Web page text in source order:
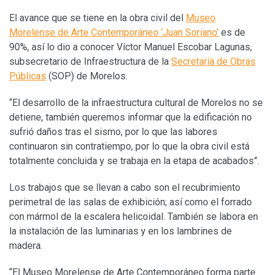
El avance que se tiene en la obra civil del
Museo
Morelense de Arte Contemporáneo ‘Juan Soriano’ es de
90%, así lo dio a conocer Víctor Manuel Escobar Lagunas,
subsecretario de Infraestructura de la Secretaría de Obras
Públicas (SOP) de Morelos.
“El desarrollo de la infraestructura cultural de Morelos no se
detiene, también queremos informar que la edificación no
sufrió daños tras el sismo, por lo que las labores
continuaron sin contratiempo, por lo que la obra civil está
totalmente concluida y se trabaja en la etapa de acabados”.
Los trabajos que se llevan a cabo son el recubrimiento
perimetral de las salas de exhibición; así como el forrado
con mármol de la escalera helicoidal. También se labora en
la instalación de las luminarias y en los lambrines de
madera.
“El Museo Morelense de Arte Contemporáneo forma parte